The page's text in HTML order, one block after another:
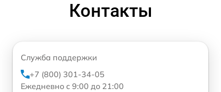
Контакты
Служба поддержки
+7 (800) 301-34-05
Ежедневно с 9:00 до 21:00